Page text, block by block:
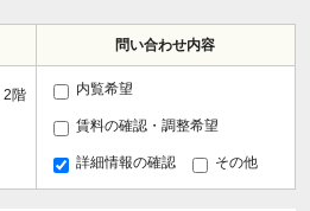
問い合わせ内容
2階 内覧希望
賃料の確認・調整希望
詳細情報の確認 その他